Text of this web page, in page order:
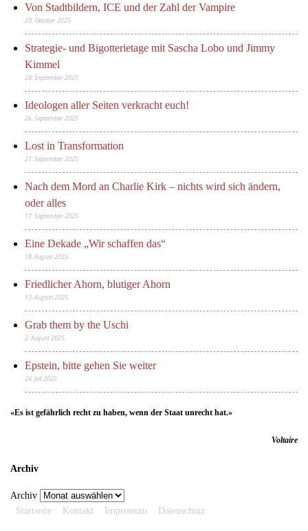
Von Stadtbildern, ICE und der Zahl der Vampire
20. Oktober 2025
Strategie- und Bigotterietage mit Sascha Lobo und Jimmy
Kimmel
28. September 2025
Ideologen aller Seiten verkracht euch!
26. September 2025
Lost in Transformation
21. September 2025
Nach dem Mord an Charlie Kirk – nichts wird sich ändern,
oder alles
17. September 2025
Eine Dekade „Wir schaffen das“
18. August 2025
Friedlicher Ahorn, blutiger Ahorn
13. August 2025
Grab them by the Uschi
2. August 2025
Epstein, bitte gehen Sie weiter
24. Juli 2025
«Es ist gefährlich recht zu haben, wenn der Staat unrecht hat.»
Voltaire
Archiv
Archiv
Startseite
Kontakt Impressum Datenschutz